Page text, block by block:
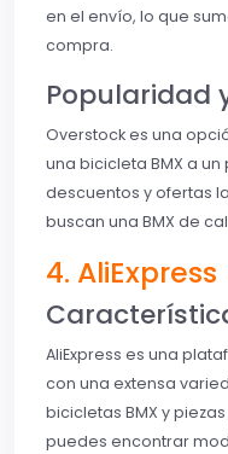
en el envío, lo que
compra.
Popularidad
Overstock es una
una bicicleta BMX a
descuentos y ofertas
buscan una BMX de
4. AliExpress
AliExpress es una
con una extensa
bicicletas BMX y
puedes encontrar